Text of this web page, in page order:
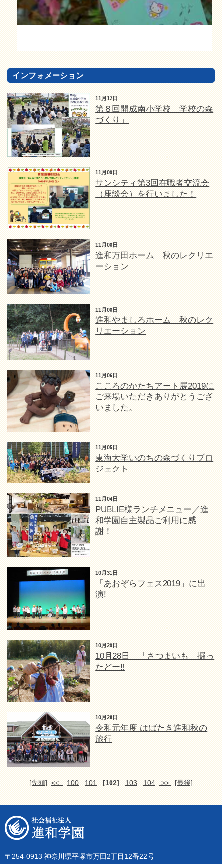
インフォメーション
11月12日
第８回開成南小学校「学校の森
づくり」
11月09日
サンシティ第3回在職者交流会
（座談会）を行いました！
11月08日
進和万田ホーム 秋のレクリエ
ーション
11月08日
進和やましろホーム 秋のレク
リエーション
11月06日
こころのかたちアート展2019に
ご来場いただきありがとうござ
いました。
11月05日
東海大学いのちの森づくりプロ
ジェクト
11月04日
PUBLIE様ランチメニュー／進
和学園自主製品ご利用に感
謝！
10月31日
「あおぞらフェス2019」に出
演!
10月29日
10月28日 「さつまいも」掘っ
たどー‼
10月28日
令和元年度 はばたき進和秋の
旅行
[先頭] << 100 101 [102] 103 104 >> [最後]
〒254-0913 神奈川県平塚市万田2丁目12番22号